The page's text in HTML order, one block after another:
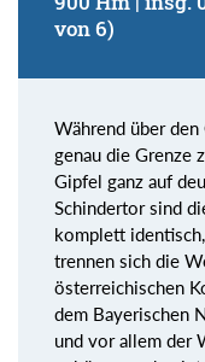
von 6)
Während über
genau die Grenze
Gipfel ganz auf
Schindertor sind
komplett
trennen sich die
österreichischen
dem Bayerischen
und vor allem der